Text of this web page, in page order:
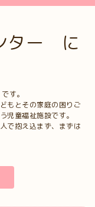
ター に
す。
もとその家庭の困りご
児童福祉施設です。
で抱え込まず、まずは